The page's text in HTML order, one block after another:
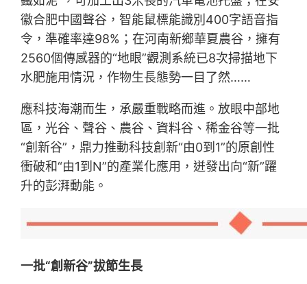
徽合肥中國聲谷，智能鼠標能識別400字語音指
令，準確率達98%；在河南新鄉華夏農谷，擁有
2560個傳感器的“地眼”觀測系統已8次掃描地下
水肥施用情況，作物生長態勢一目了然……
應科技海潮而生，承嚴重戰略而進。放眼中部地
區，光谷、聲谷、農谷、資料谷、稀金谷等一批
“創新谷”，鼎力推動科技創新“由0到1”的原創性
衝破和“由1到N”的產業化應用，迸發出向“新”躍
升的彭湃動能。
一批“創新谷”拔節生長